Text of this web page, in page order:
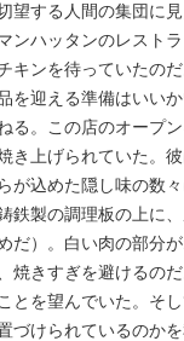
望する人間の集団に
ンハッタンのレスト
キンを待っていたのだ
品を迎える準備はいい
る。この店のオープ
き上げられていた。
が込めた隠し味の数
鉄製の調理板の上に
だ）。白い肉の部分
焼きすぎを避けるの
とを望んでいた。そ
づけられているのか